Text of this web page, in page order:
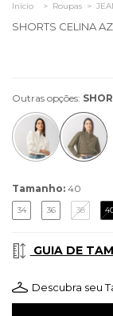
Início > Roupas >
SHORTS CELINA
Outras opções:
Tamanho: 40
34 36 38
GUIA DE
Descubra seu